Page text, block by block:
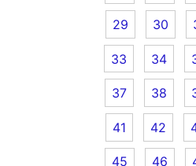
29 30
33 34
37 38
41 42
45 46